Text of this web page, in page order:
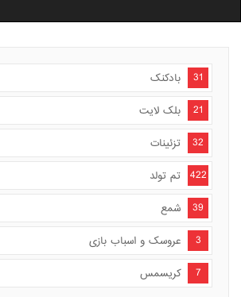
بادکنک
31
بلک لایت
21
تزئینات
32
تم تولد 422
شمع
39
عروسک و اسباب بازی
3
کریسمس
7